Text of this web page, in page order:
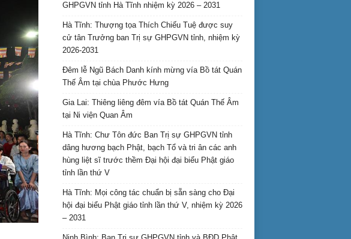
GHPGVN tỉnh Hà Tĩnh nhiệm kỳ 2026 – 2031
Hà Tĩnh: Thượng tọa Thích Chiếu Tuệ được suy
cử tân Trưởng ban Trị sự GHPGVN tỉnh, nhiệm kỳ
2026-2031
Đêm lễ Ngũ Bách Danh kính mừng vía Bồ tát Quán
Thế Âm tại chùa Phước Hưng
Gia Lai: Thiêng liêng đêm vía Bồ tát Quán Thế Âm
tại Ni viện Quan Âm
Hà Tĩnh: Chư Tôn đức Ban Trị sự GHPGVN tỉnh
dâng hương bạch Phật, bạch Tổ và tri ân các anh
hùng liệt sĩ trước thềm Đại hội đại biểu Phật giáo
tỉnh lần thứ V
Hà Tĩnh: Mọi công tác chuẩn bị sẵn sàng cho Đại
hội đại biểu Phật giáo tỉnh lần thứ V, nhiệm kỳ 2026
– 2031